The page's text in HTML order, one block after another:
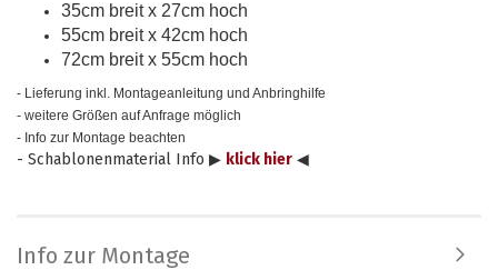
35cm breit x 27cm hoch
55cm breit x 42cm hoch
72cm breit x 55cm hoch
- Lieferung inkl. Montageanleitung und Anbringhilfe
- weitere Größen auf Anfrage möglich
- Info zur Montage beachten
- Schablonenmaterial Info ▶ klick hier ◀
Info zur Montage